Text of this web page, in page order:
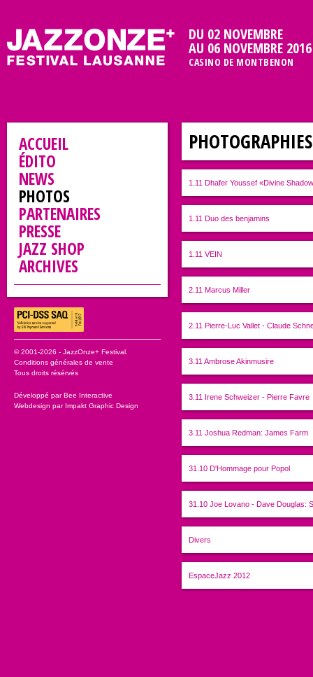
DU 02 NOVEMBRE
AU 06 NOVEMBRE 2016
CASINO DE MONTBENON
ACCUEIL
ÉDITO
NEWS
PHOTOS
PARTENAIRES
PRESSE
JAZZ SHOP
ARCHIVES
© 2001-2026 - JazzOnze+ Festival.
Conditions générales de vente
Tous droits résérvés
Développé parBee Interactive
Webdesign par Impakt Graphic Design
1.11 Dhafer Youssef «Divine
1.11 Duo des benjamins
1.11 VEIN
2.11 Marcus Miller
2.11 Pierre-Luc Vallet - Claude
3.11 Ambrose Akinmusire
3.11 Irene Schweizer - Pierre Favre
3.11 Joshua Redman: James Farm
31.10 D'Hommage pour Popol
31.10 Joe Lovano - Dave Douglas:
Divers
EspaceJazz 2012